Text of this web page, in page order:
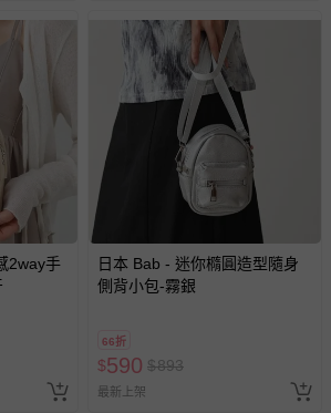
件、說明文件及贈品等。
收到商品7天（含例假日內提出），如為
的運費，將由媽咪愛負責處理，若非瑕疵
詢訂單』>『已出貨』中查詢該筆訂單，
』即可進行申請。若有相關退貨問題，請
客服ID: @mamilove
我們將依序為您處理
…等活動，如因部份退貨，而該訂單保
檻，將以原價計算，活動贈品亦需一併退
者保護法的規定，不適用七天鑑賞期/猶
2way手
日本 Bab - 迷你橢圓造型隨身
側背小包-霧銀
66折
$590 $893
最新上架